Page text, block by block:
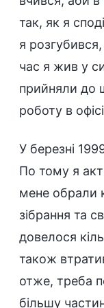
так, як я
я
час я жив у
прийняли до
роботу в
У березні
По тому я
мене обрали
зібрання та
довелося
також
отже, треба
більшу